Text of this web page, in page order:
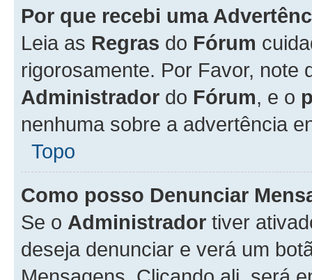
Por que recebi uma
Leia as Regras do Fórum
rigorosamente. Por Favor, note
Administrador do Fórum, e o
nenhuma sobre a advertência
Topo
Como posso Denunciar
Se o Administrador tiver
deseja denunciar e verá um